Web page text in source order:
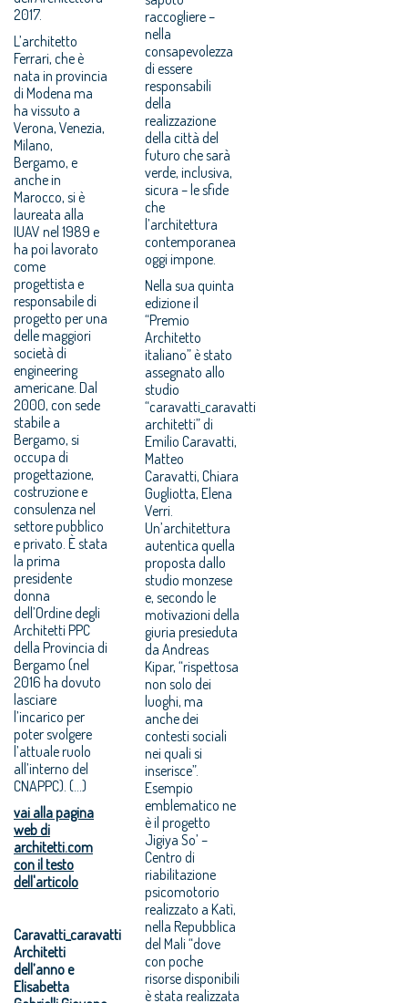
2017.
L’architetto
Ferrari, che è
nata in provincia
di Modena ma
ha vissuto a
Verona, Venezia,
Milano,
Bergamo, e
anche in
Marocco, si è
laureata alla
IUAV nel 1989 e
ha poi lavorato
come
progettista e
responsabile di
progetto per una
delle maggiori
società di
engineering
americane. Dal
2000, con sede
stabile a
Bergamo, si
occupa di
progettazione,
costruzione e
consulenza nel
settore pubblico
e privato. È stata
la prima
presidente
donna
dell’Ordine degli
Architetti PPC
della Provincia di
Bergamo (nel
2016 ha dovuto
lasciare
l’incarico per
poter svolgere
l’attuale ruolo
all’interno del
CNAPPC). (...)
vai alla pagina
web di
architetti.com
con il testo
dell'articolo
Caravatti_caravatti
Architetti
dell’anno e
Elisabetta
raccogliere –
nella
consapevolezza
di essere
responsabili
della
realizzazione
della città del
futuro che sarà
verde, inclusiva,
sicura – le sfide
che
l’architettura
contemporanea
oggi impone.
Nella sua quinta
edizione il
“Premio
Architetto
italiano” è stato
assegnato allo
studio
“caravatti_caravatti
architetti” di
Emilio Caravatti,
Matteo
Caravatti, Chiara
Gugliotta, Elena
Verri.
Un’architettura
autentica quella
proposta dallo
studio monzese
e, secondo le
motivazioni della
giuria presieduta
da Andreas
Kipar, “rispettosa
non solo dei
luoghi, ma
anche dei
contesti sociali
nei quali si
inserisce”.
Esempio
emblematico ne
è il progetto
Jigiya So’ –
Centro di
riabilitazione
psicomotorio
realizzato a Katì,
nella Repubblica
del Mali “dove
con poche
risorse disponibili
è stata realizzata